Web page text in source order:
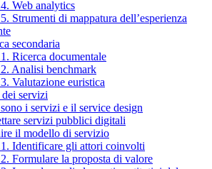
Web analytics
Strumenti di mappatura dell’esperienza
secondaria
Ricerca documentale
Analisi benchmark
Valutazione euristica
servizi
i servizi e il service design
servizi pubblici digitali
il modello di servizio
Identificare gli attori coinvolti
Formulare la proposta di valore